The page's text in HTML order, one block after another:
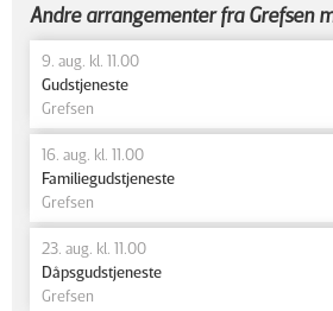
Andre arrangementer fra Grefsen
9. aug. kl. 11.00
Gudstjeneste
Grefsen
16. aug. kl. 11.00
Familiegudstjeneste
Grefsen
23. aug. kl. 11.00
Dåpsgudstjeneste
Grefsen